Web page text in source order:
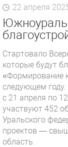
22 апреля
Стартовало
которые будут
«Формирование
следующем
с 21 апреля по
участвуют 452
Уральского
проектов —
область.